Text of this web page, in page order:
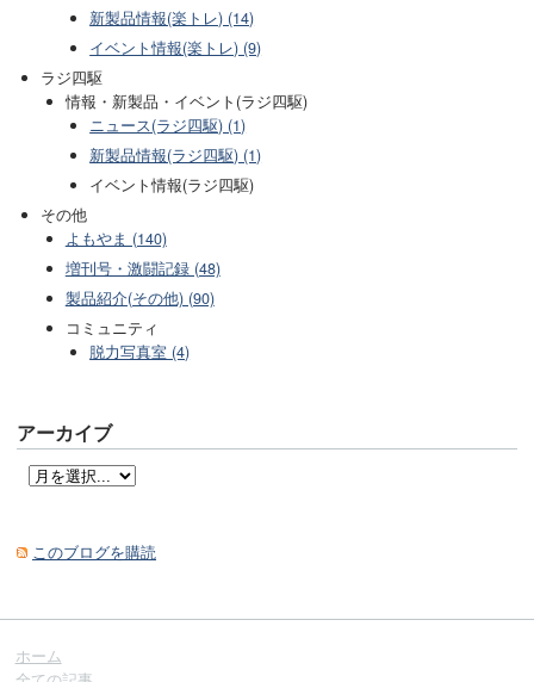
新製品情報(楽トレ) (14)
イベント情報(楽トレ) (9)
ラジ四駆
情報・新製品・イベント(ラジ四駆)
ニュース(ラジ四駆) (1)
新製品情報(ラジ四駆) (1)
イベント情報(ラジ四駆)
その他
よもやま (140)
増刊号・激闘記録 (48)
製品紹介(その他) (90)
コミュニティ
脱力写真室 (4)
アーカイブ
このブログを購読
ホーム